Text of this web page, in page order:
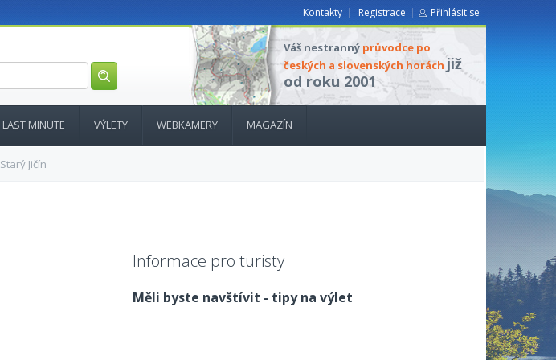
Kontakty Registrace Přihlásit se
Váš nestranný průvodce po
českých a slovenských horách již
od roku 2001
LAST MINUTE VÝLETY WEBKAMERY MAGAZÍN
Starý Jičín
Informace pro turisty
Měli byste navštívit - tipy na výlet